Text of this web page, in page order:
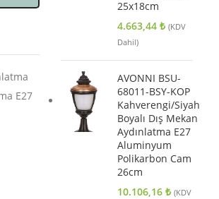
E27
25x18cm
4.663,44₺ (KDV
Dahil)
AVONNI BSU-
68011-BSY-KOP
Kahverengi/Siyah
Boyalı Dış Mekan
Aydınlatma E27
Aluminyum
Polikarbon Cam
26cm
10.106,16₺ (KDV